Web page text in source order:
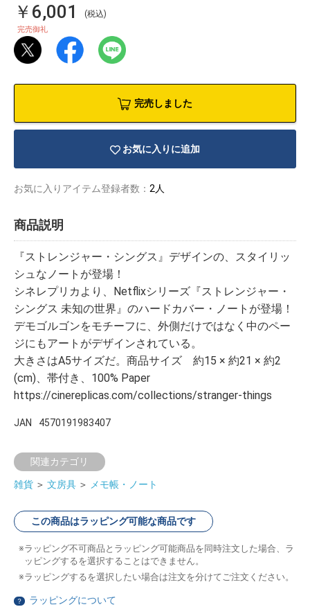
￥6,001 (税込)
完売御礼
完売しました
お気に入りに追加
お気に入りアイテム登録者数： 2人
商品説明
『ストレンジャー・シングス』デザインの、スタイリッ
シュなノートが登場！
シネレプリカより、Netflixシリーズ『ストレンジャー・
シングス 未知の世界』のハードカバー・ノートが登場！
デモゴルゴンをモチーフに、外側だけではなく中のペー
ジにもアートがデザインされている。
大きさはA5サイズだ。商品サイズ 約15 × 約21 × 約2
(cm)、帯付き、100% Paper
https://cinereplicas.com/collections/stranger-things
JAN 4570191983407
関連カテゴリ
雑貨 ＞ 文房具 ＞ メモ帳・ノート
この商品はラッピング可能な商品です
ラッピング不可商品とラッピング可能商品を同時注文した場合、ラ
ッピングするを選択することはできません。
ラッピングするを選択したい場合は注文を分けてご注文ください。
？ ラッピングについて
イラストレ
ーター
ッズ